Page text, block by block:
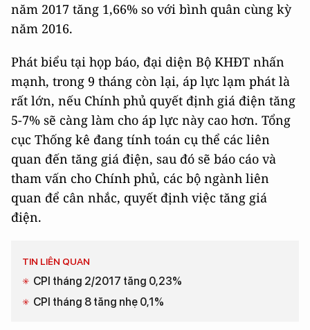
năm 2017 tăng 1,66% so với bình quân cùng kỳ
năm 2016.
Phát biểu tại họp báo, đại diện Bộ KHĐT nhấn
mạnh, trong 9 tháng còn lại, áp lực lạm phát là
rất lớn, nếu Chính phủ quyết định giá điện tăng
5-7% sẽ càng làm cho áp lực này cao hơn. Tổng
cục Thống kê đang tính toán cụ thể các liên
quan đến tăng giá điện, sau đó sẽ báo cáo và
tham vấn cho Chính phủ, các bộ ngành liên
quan để cân nhắc, quyết định việc tăng giá
điện.
TIN LIÊN QUAN
CPI tháng 2/2017 tăng 0,23%
CPI tháng 8 tăng nhẹ 0,1%